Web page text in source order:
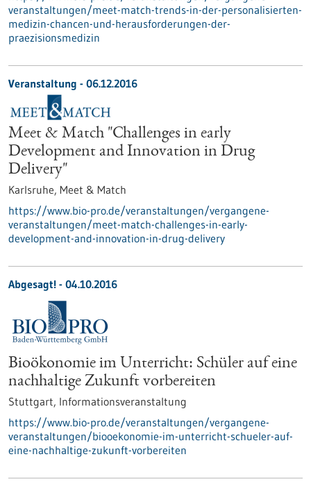
veranstaltungen/meet-match-trends-in-der-personalisierten-
medizin-chancen-und-herausforderungen-der-
praezisionsmedizin
Veranstaltung - 06.12.2016
Meet & Match "Challenges in early
Development and Innovation in Drug
Delivery"
Karlsruhe, Meet & Match
https://www.bio-pro.de/veranstaltungen/vergangene-
veranstaltungen/meet-match-challenges-in-early-
development-and-innovation-in-drug-delivery
Abgesagt! - 04.10.2016
Bioökonomie im Unterricht: Schüler auf eine
nachhaltige Zukunft vorbereiten
Stuttgart, Informationsveranstaltung
https://www.bio-pro.de/veranstaltungen/vergangene-
veranstaltungen/biooekonomie-im-unterricht-schueler-auf-
eine-nachhaltige-zukunft-vorbereiten